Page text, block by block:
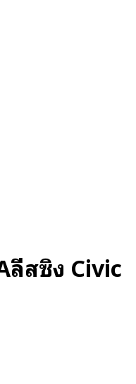
สซิ่ง Civic